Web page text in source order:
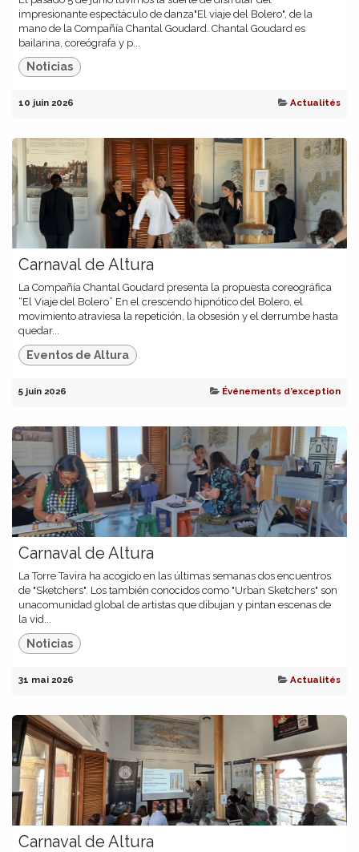
impresionante espectáculo de danza"El viaje del Bolero", de la
mano de la Compañía Chantal Goudard. Chantal Goudard es
bailarina, coreógrafa y p...
Noticias
10 juin 2026 Actualités
Carnaval de Altura
La Compañía Chantal Goudard presenta la propuesta coreográfica
“El Viaje del Bolero” En el crescendo hipnótico del Bolero, el
movimiento atraviesa la repetición, la obsesión y el derrumbe hasta
quedar...
Eventos de Altura
5 juin 2026 Événements d’exception
Carnaval de Altura
La Torre Tavira ha acogido en las últimas semanas dos encuentros
de "Sketchers". Los también conocidos como "Urban Sketchers" son
unacomunidad global de artistas que dibujan y pintan escenas de
la vid...
Noticias
31 mai 2026 Actualités
Carnaval de Altura